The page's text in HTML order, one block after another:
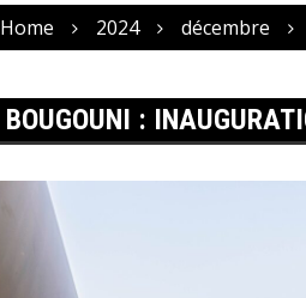
Home 2024 décembre
BOUGOUNI :